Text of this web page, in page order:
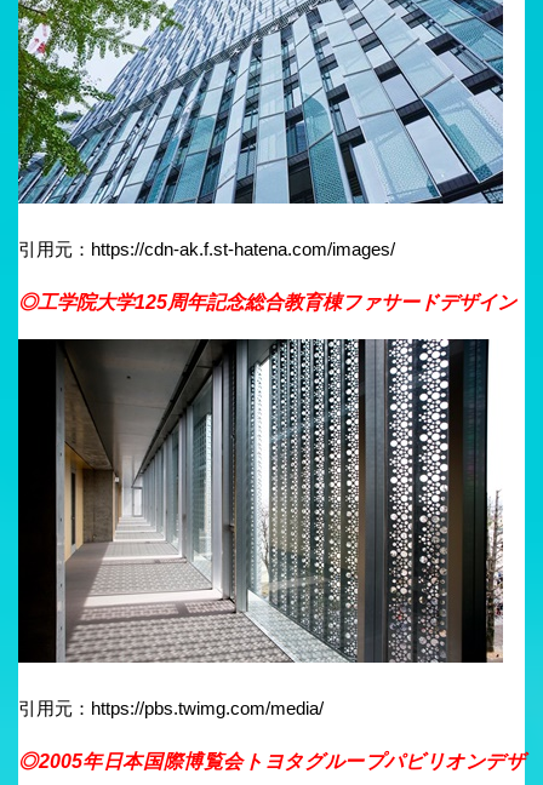
引用元：https://cdn-ak.f.st-hatena.com/images/
◎工学院大学125周年記念総合教育棟ファサードデザイン
引用元：https://pbs.twimg.com/media/
◎2005年日本国際博覧会トヨタグループパビリオンデザ